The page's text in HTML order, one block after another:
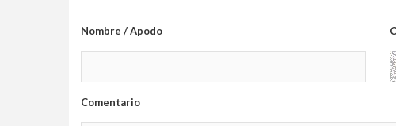
Nombre / Apodo
Comentario